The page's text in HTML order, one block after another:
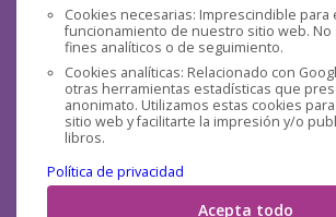
Cookies necesarias: Imprescindible para
funcionamiento de nuestro sitio web. No
fines analíticos o de seguimiento.
Cookies analíticas: Relacionado con
otras herramientas estadísticas que
anonimato. Utilizamos estas cookies
sitio web y facilitarte la impresión y/o
libros.
Política de privacidad
Acepta todo
Redes sociales